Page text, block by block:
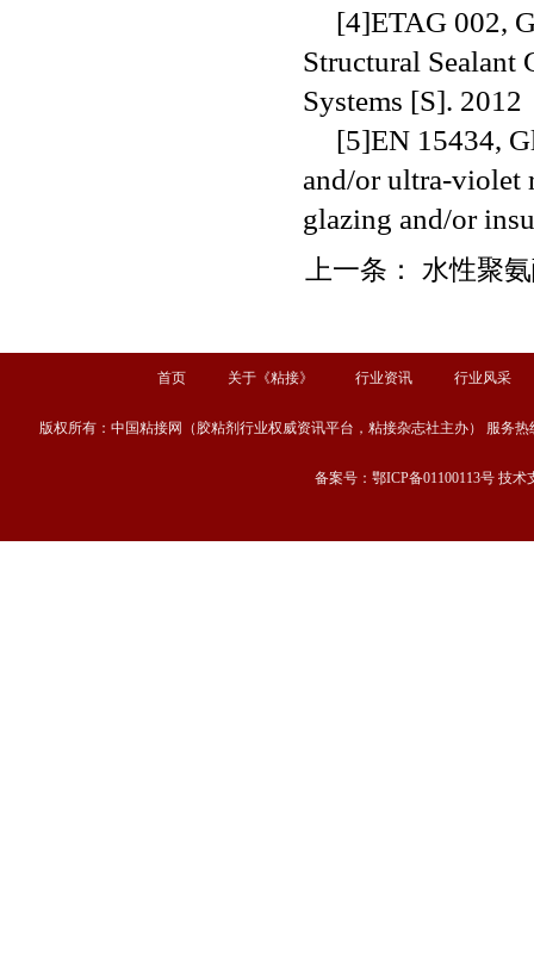
[4]ETAG 002,
Structural Sealant
Systems [S]. 2012
[5]EN 15434,
and/or ultra-violet
glazing and/or
上一条： 水性聚
首页 关于《粘接》 行业资讯 行业风采
版权所有：中国粘接网（胶粘剂行业权威资讯平台，粘接杂志社主办） 服务热
备案号：鄂ICP备01100113号 技术